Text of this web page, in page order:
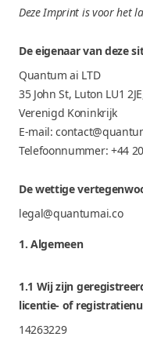
Deze Imprint is voor het
De eigenaar van deze
Quantum ai LTD
35 John St, Luton LU1
Verenigd Koninkrijk
E-mail:
Telefoonnummer: +44
De wettige
legal@quantumai.co
1. Algemeen
1.1 Wij zijn
licentie- of
14263229